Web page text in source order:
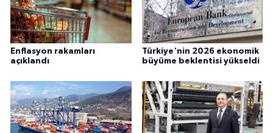
Enflasyon rakamları
açıklandı
Türkiye'nin 2026 ekonomik
büyüme beklentisi yükseldi